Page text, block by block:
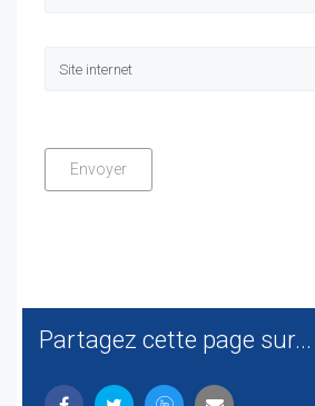
Partagez cette page sur...